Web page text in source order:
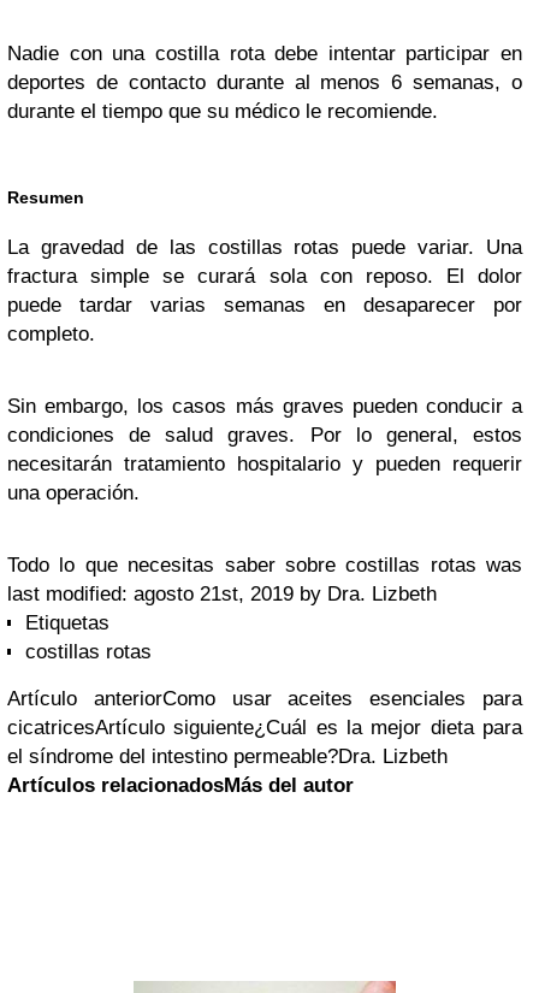
Nadie con una costilla rota debe intentar participar en
deportes de contacto durante al menos 6 semanas, o
durante el tiempo que su médico le recomiende.
Resumen
La gravedad de las costillas rotas puede variar. Una
fractura simple se curará sola con reposo. El dolor
puede tardar varias semanas en desaparecer por
completo.
Sin embargo, los casos más graves pueden conducir a
condiciones de salud graves. Por lo general, estos
necesitarán tratamiento hospitalario y pueden requerir
una operación.
Todo lo que necesitas saber sobre costillas rotas was
last modified: agosto 21st, 2019 by Dra. Lizbeth
Etiquetas
costillas rotas
Artículo anteriorComo usar aceites esenciales para
cicatricesArtículo siguiente¿Cuál es la mejor dieta para
el síndrome del intestino permeable?Dra. Lizbeth
Artículos relacionadosMás del autor